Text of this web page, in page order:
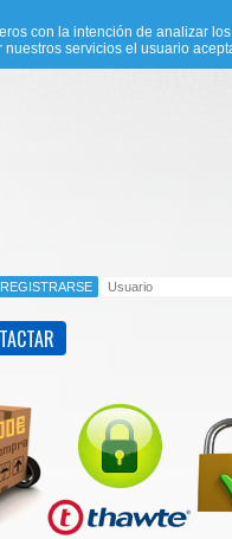
con la intención de analizar
servicios el usuario